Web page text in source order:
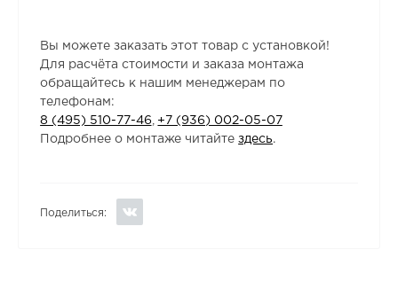
Вы можете заказать этот товар с установкой!
Для расчёта стоимости и заказа монтажа
обращайтесь к нашим менеджерам по
телефонам:
8 (495) 510-77-46
+7 (936) 002-05-07
Подробнее о монтаже читайтездесь.
Поделиться: